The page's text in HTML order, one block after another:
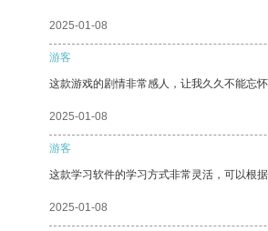
2025-01-08
游客
这款游戏的剧情非常感人，让我久久不能忘怀
2025-01-08
游客
这款学习软件的学习方式非常灵活，可以根
2025-01-08